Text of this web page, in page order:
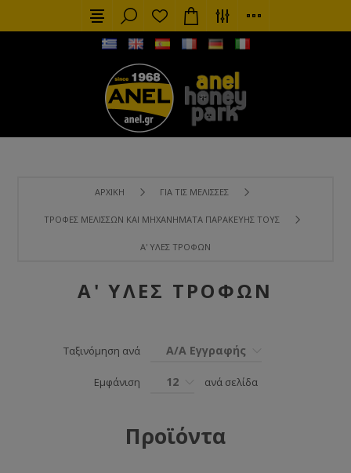
ΑΡΧΙΚΉ ΓΙΑ ΤΙΣ ΜΈΛΙΣΣΕΣ
ΤΡΟΦΈΣ ΜΕΛΙΣΣΏΝ ΚΑΙ ΜΗΧΑΝΉΜΑΤΑ ΠΑΡΑΚΕΥΉΣ ΤΟΥΣ
Α' ΎΛΕΣ ΤΡΟΦΏΝ
Α' ΎΛΕΣ ΤΡΟΦΏΝ
Ταξινόμηση ανά Α/Α Εγγραφής
Εμφάνιση 12 ανά σελίδα
Προϊόντα